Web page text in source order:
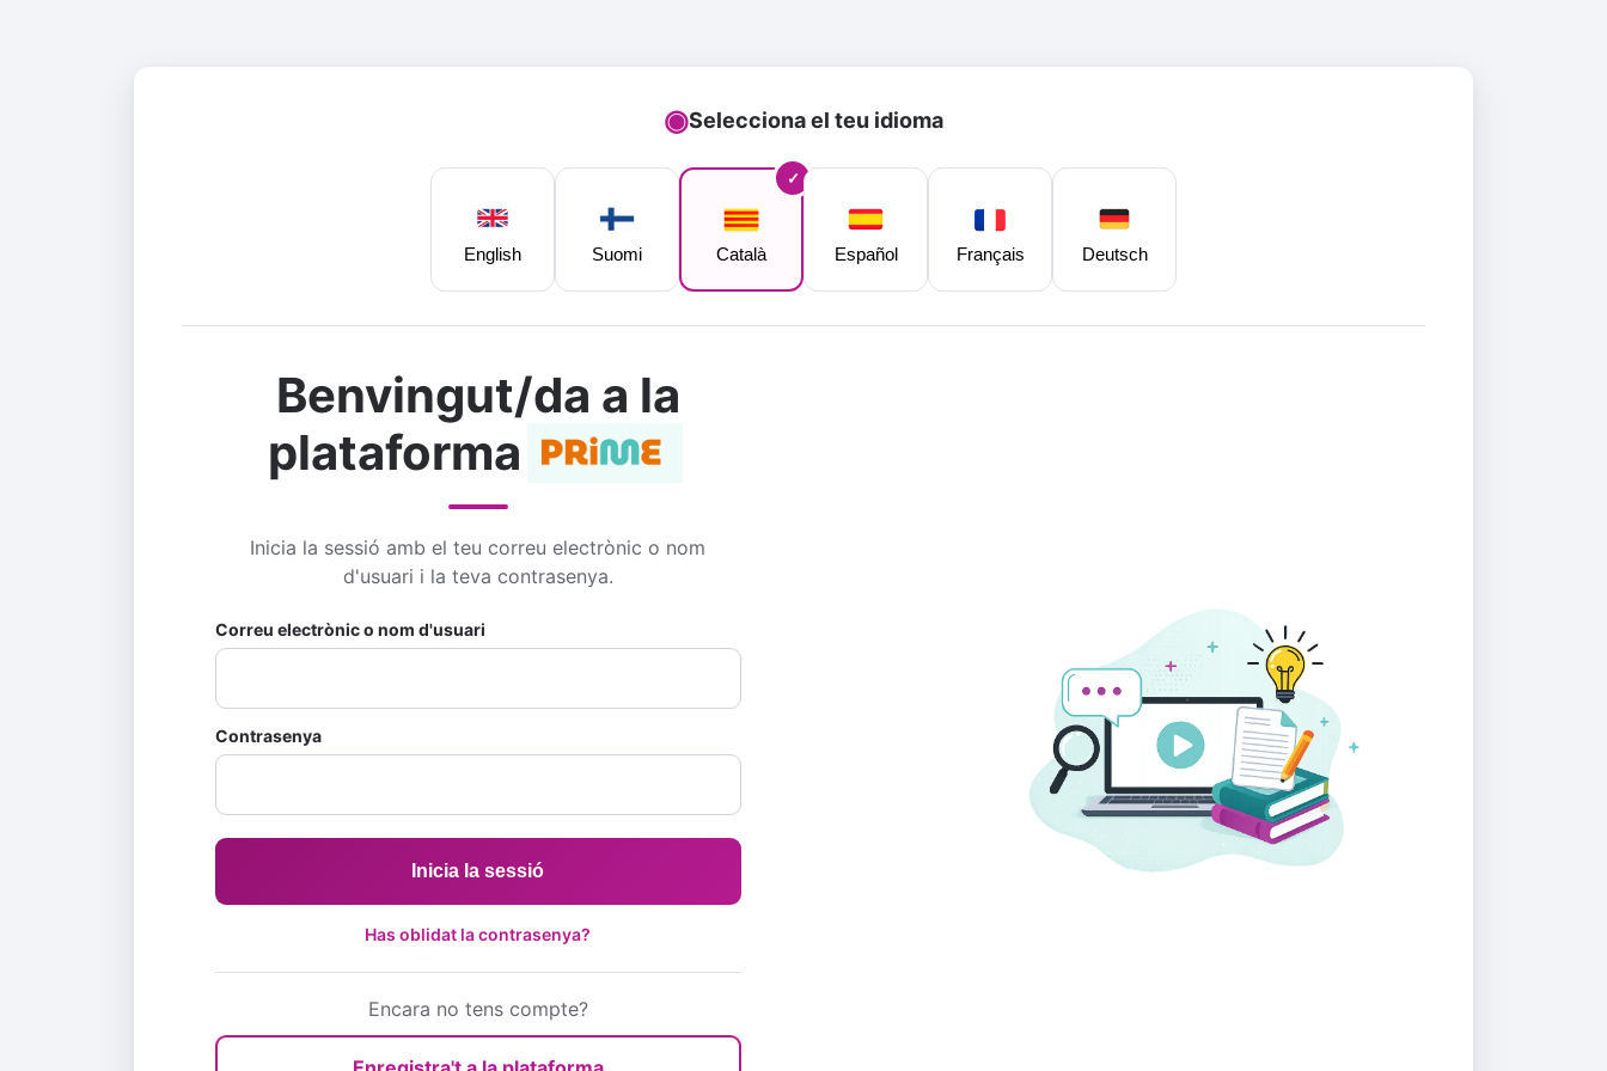
◉Selecciona el teu idioma
English Suomi Català Español Français Deutsch
Benvingut/da a la
plataforma
Inicia la sessió amb el teu correu electrònic o nom
d'usuari i la teva contrasenya.
Correu electrònic o nom d'usuari
Contrasenya
Inicia la sessió
Has oblidat la contrasenya?
Encara no tens compte?